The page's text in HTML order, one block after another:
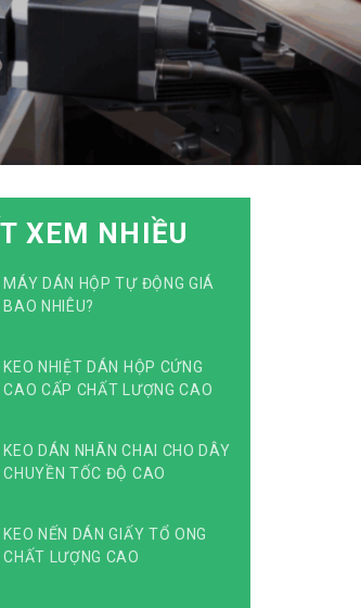
XEM NHIỀU
MÁY DÁN HỘP TỰ ĐỘNG GIÁ
BAO NHIÊU?
KEO NHIỆT DÁN HỘP CỨNG
CAO CẤP CHẤT LƯỢNG CAO
KEO DÁN NHÃN CHAI CHO DÂY
CHUYỀN TỐC ĐỘ CAO
KEO NẾN DÁN GIẤY TỔ ONG
CHẤT LƯỢNG CAO